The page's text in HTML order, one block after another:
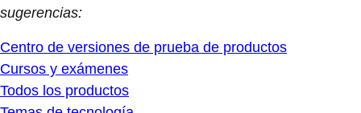
sugerencias:
Centro de versiones de prueba de productos
Cursos y exámenes
Todos los productos